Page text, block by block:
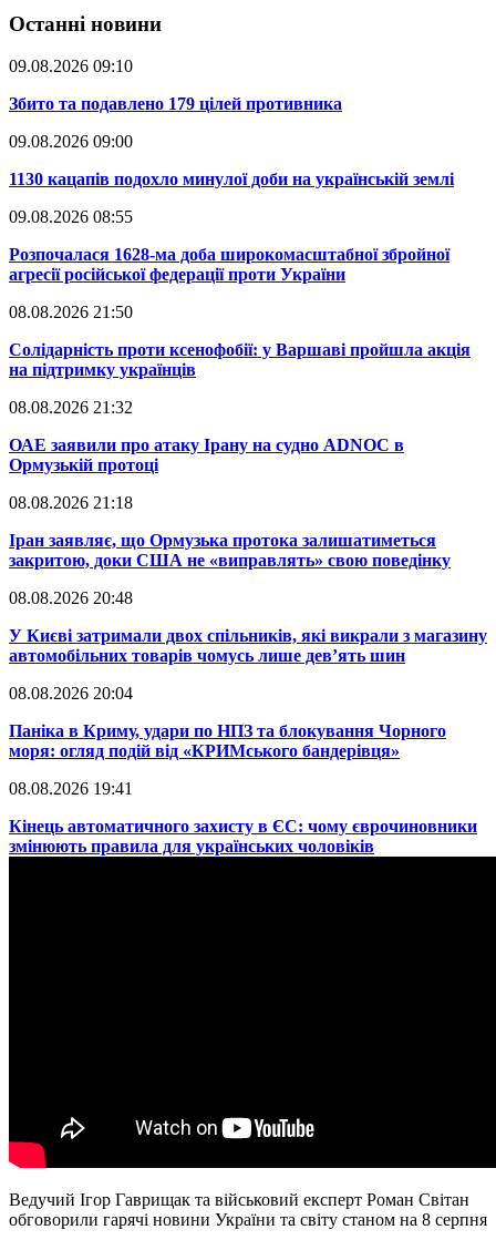
Останні новини
09.08.2026 09:10
​Збито та подавлено 179 цілей противника
09.08.2026 09:00
​1130 кацапів подохло минулої доби на українській землі
09.08.2026 08:55
​Розпочалася 1628-ма доба широкомасштабної збройної
агресії російської федерації проти України
08.08.2026 21:50
​Солідарність проти ксенофобії: у Варшаві пройшла акція
на підтримку українців
08.08.2026 21:32
​ОАЕ заявили про атаку Ірану на судно ADNOC в
Ормузькій протоці
08.08.2026 21:18
​Іран заявляє, що Ормузька протока залишатиметься
закритою, доки США не «виправлять» свою поведінку
08.08.2026 20:48
​У Києві затримали двох спільників, які викрали з магазину
автомобільних товарів чомусь лише дев’ять шин
08.08.2026 20:04
Паніка в Криму, удари по НПЗ та блокування Чорного
моря: огляд подій від «КРИМського бандерівця»
08.08.2026 19:41
​Кінець автоматичного захисту в ЄС: чому єврочиновники
змінюють правила для українських чоловіків
Ведучий Ігор Гаврищак та військовий експерт Роман Світан
обговорили гарячі новини України та світу станом на 8 серпня